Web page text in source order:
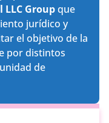
LLC Groupque
jurídico y
el objetivo de la
por distintos
de